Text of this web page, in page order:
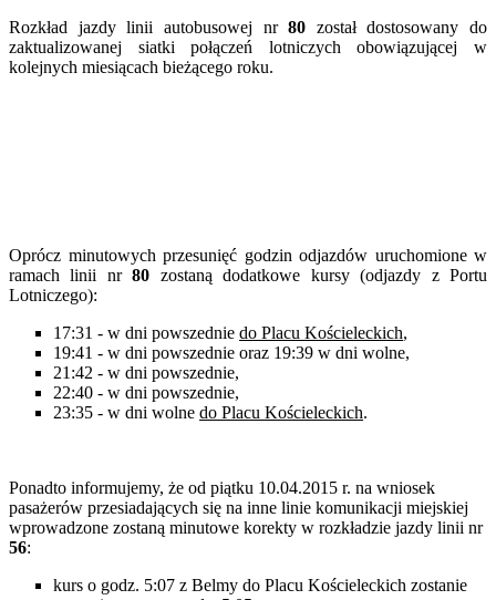
Rozkład jazdy linii autobusowej nr80 został dostosowany do
zaktualizowanej siatki połączeń lotniczych obowiązującej w
kolejnych miesiącach bieżącego roku.
Oprócz minutowych przesunięć godzin odjazdów uruchomione w
ramach linii nr80 zostaną dodatkowe kursy (odjazdy z Portu
Lotniczego):
17:31 - w dni powszednie do Placu Kościeleckich,
19:41 - w dni powszednie oraz 19:39 w dni wolne,
21:42 - w dni powszednie,
22:40 - w dni powszednie,
23:35 - w dni wolne do Placu Kościeleckich.
Ponadto informujemy, że od piątku 10.04.2015 r. na wniosek
pasażerów przesiadających się na inne linie komunikacji miejskiej
wprowadzone zostaną minutowe korekty w rozkładzie jazdy linii nr
56:
kurs o godz. 5:07 z Belmy do Placu Kościeleckich zostanie